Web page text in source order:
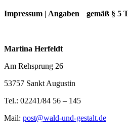
Impressum | Angaben gemäß § 5
Martina Herfeldt
Am Rehsprung 26
53757 Sankt Augustin
Tel.: 02241/84 56 – 145
Mail: post@wald-und-gestalt.de